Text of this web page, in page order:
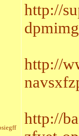
http://
http://
http://